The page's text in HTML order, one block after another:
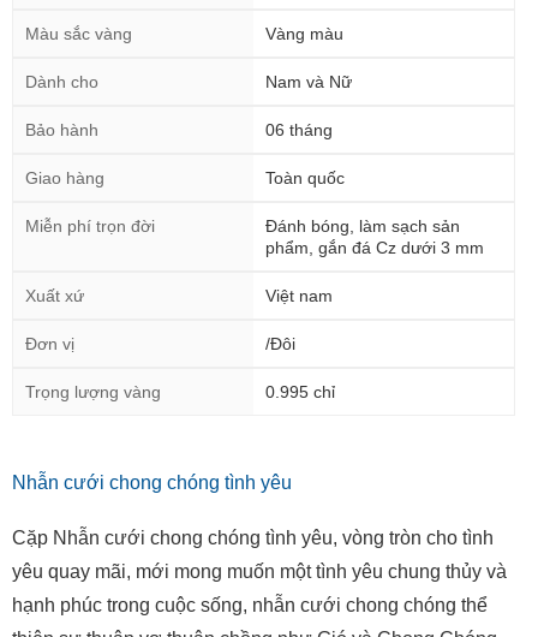
Màu sắc vàng Vàng màu
Dành cho Nam và Nữ
Bảo hành 06 tháng
Giao hàng Toàn quốc
Miễn phí trọn đời
Đánh bóng, làm sạch sản
phẩm, gắn đá Cz dưới 3 mm
Xuất xứ Việt nam
Đơn vị /Đôi
Trọng lượng vàng 0.995 chỉ
Nhẫn cưới chong chóng tình yêu
Cặp Nhẫn cưới chong chóng tình yêu, vòng tròn cho tình
yêu quay mãi, mới mong muốn một tình yêu chung thủy và
hạnh phúc trong cuộc sống, nhẫn cưới chong chóng thể